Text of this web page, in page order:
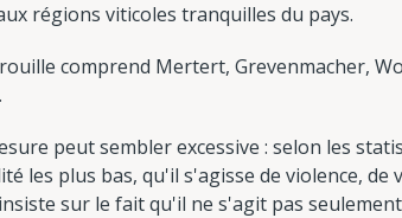
régions viticoles tranquilles du pays.
comprend Mertert, Grevenmacher,
peut sembler excessive : selon les
les plus bas, qu'il s'agisse de violence,
sur le fait qu'il ne s'agit pas